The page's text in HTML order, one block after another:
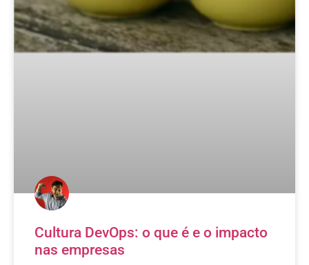
Cultura DevOps: o que é e o impacto
nas empresas